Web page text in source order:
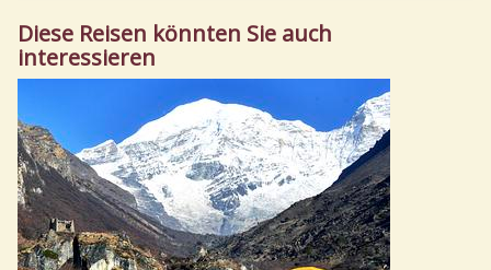
Diese Reisen könnten Sie auch
interessieren